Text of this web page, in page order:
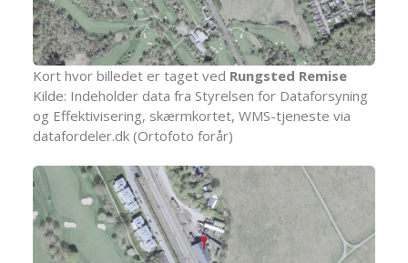
Kort hvor billedet er taget ved Rungsted Remise
Kilde: Indeholder data fra Styrelsen for Dataforsyning
og Effektivisering, skærmkortet, WMS-tjeneste via
datafordeler.dk (Ortofoto forår)